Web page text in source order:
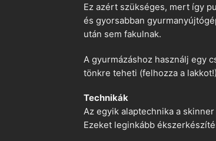
Ez azért szükséges, mert így
és gyorsabban
után sem fakulnak.
A gyurmázáshoz használj egy
tönkre teheti (felhozza a
Technikák
Az egyik alaptechnika a
Ezeket leginkább